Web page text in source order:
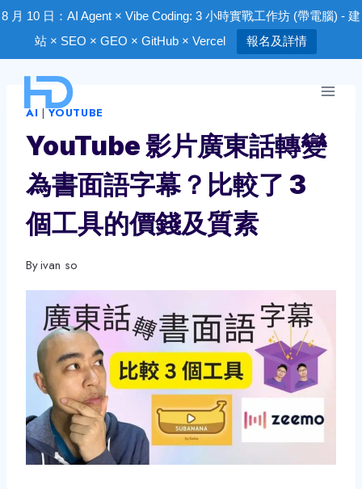
8 月 10 日：AI Agent × Vibe Coding: 3 小時實戰工作坊 (帶電腦) - 建
站 × SEO × GEO × GitHub × Vercel
報名及詳情
content
AI |YOUTUBE
YouTube 影片廣東話轉變
為書面語字幕？比較了 3
個工具的價錢及質素
Byivan so